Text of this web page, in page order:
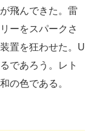
飛んできた。雷
ーをスパークさ
置を狂わせた。U
であろう。レト
の色である。